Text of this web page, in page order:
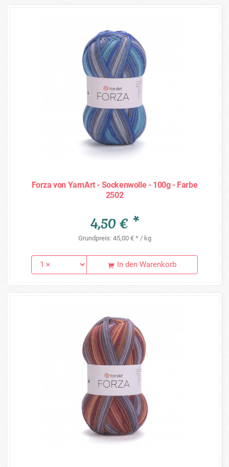
Forza von YarnArt - Sockenwolle - 100g - Farbe
2502
4,50 € *
Grundpreis: 45,00 € * / kg
In den Warenkorb